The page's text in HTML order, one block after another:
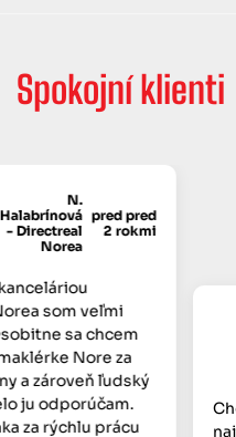
Spokojní klienti
N.
Directreal
Norea
pred pred
2 rokmi
som veľmi
sa chcem
Nore za
zároveň ľudský
ju odporúčam.
za rýchlu prácu